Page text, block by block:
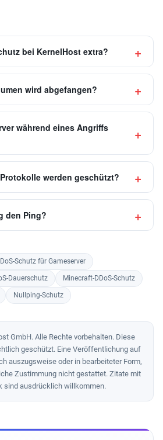
bei KernelHost extra?
wird abgefangen?
während eines Angriffs
werden geschützt?
den Ping?
Schutz für Gameserver
Dauerschutz Minecraft-DDoS-Schutz
Nullping-Schutz
GmbH. Alle Rechte vorbehalten. Diese
geschützt. Eine Veröffentlichung auf
auszugsweise oder in bearbeiteter Form,
Zustimmung nicht gestattet. Zitate mit
sind ausdrücklich willkommen.